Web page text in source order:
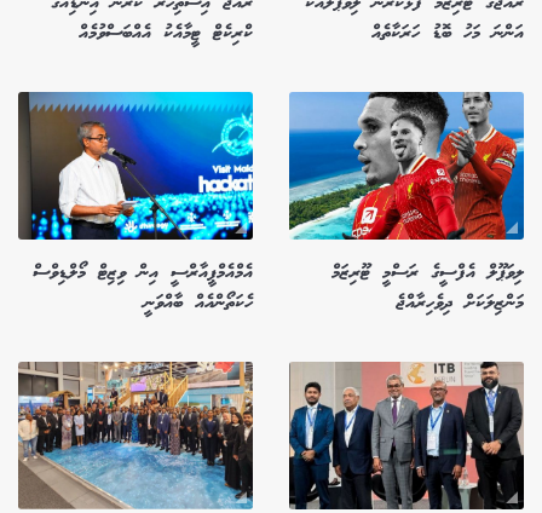
އަންނަ މަހު ބޮޑު ހަރަކާތެއް
ކްރިކެޓް ޓީމާއެކު އެއްބަސްވުމެއް
ލިވަޕޫލް އެފްސީގެ ރަސްމީ ޓޫރިޒަމް
މަންޒިލަކަށް ދިވެހިރާއްޖެ
އެމްއެމްޕީއާރްސީ އިން ވިޒިޓް މޯލްޑިވްސް
ހެކަތޯންއެއް ބާއްވަނީ